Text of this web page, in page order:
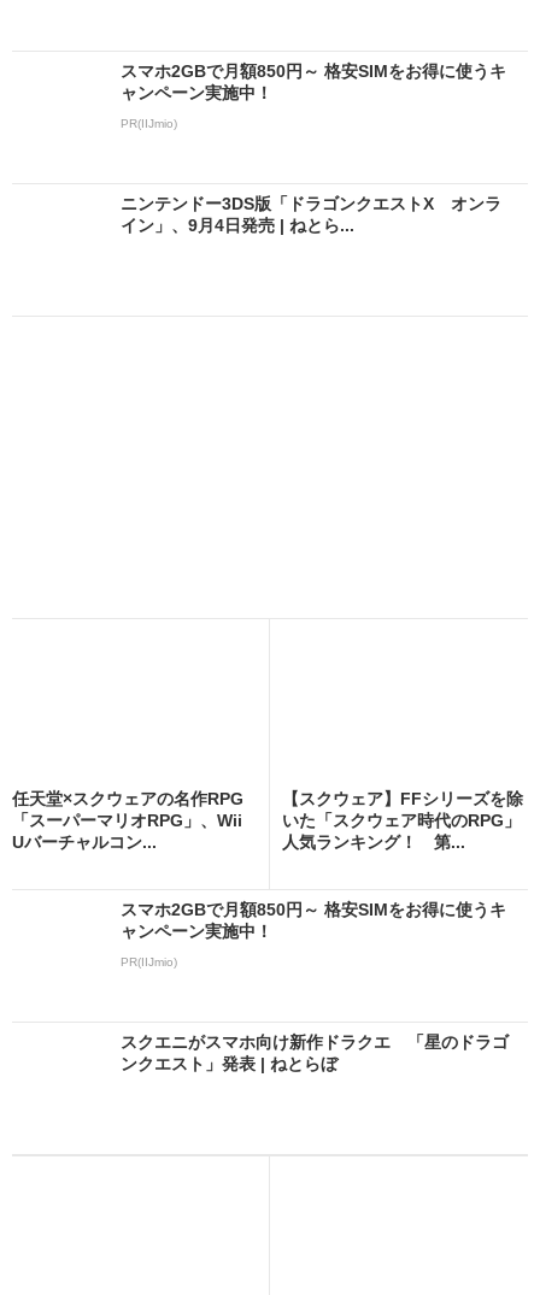
スマホ2GBで月額850円～ 格安SIMをお得に使うキ
ャンペーン実施中！
PR(IIJmio)
ニンテンドー3DS版「ドラゴンクエストX オンラ
イン」、9月4日発売 | ねとら...
任天堂×スクウェアの名作RPG
「スーパーマリオRPG」、Wii
Uバーチャルコン...
【スクウェア】FFシリーズを除
いた「スクウェア時代のRPG」
人気ランキング！ 第...
スマホ2GBで月額850円～ 格安SIMをお得に使うキ
ャンペーン実施中！
PR(IIJmio)
スクエニがスマホ向け新作ドラクエ 「星のドラゴ
ンクエスト」発表 | ねとらぼ